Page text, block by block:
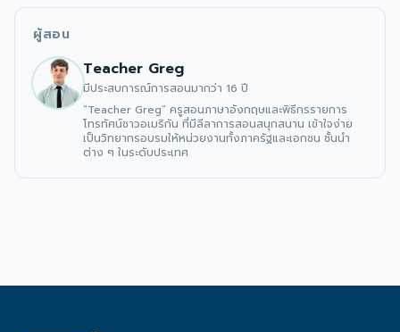
ผู้สอน
Teacher Greg
มีประสบการณ์การสอนมากว่า 16 ปี
“Teacher Greg” ครูสอนภาษาอังกฤษและพิธีกรรายการ
โทรทัศน์ชาวอเมริกัน ที่มีลีลาการสอนสนุกสนาน เข้าใจง่าย
เป็นวิทยากรอบรมให้หน่วยงานทั้งภาครัฐและเอกชน ชั้นนำ
ต่าง ๆ ในระดับประเทศ